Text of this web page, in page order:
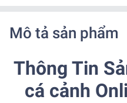
Mô tả sản phẩm
Thông Tin
cá cảnh